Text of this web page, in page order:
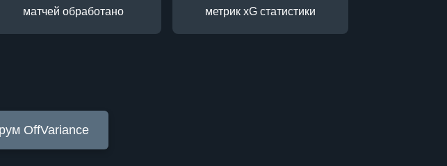
матчей обработано метрик xG статистики
OffVariance